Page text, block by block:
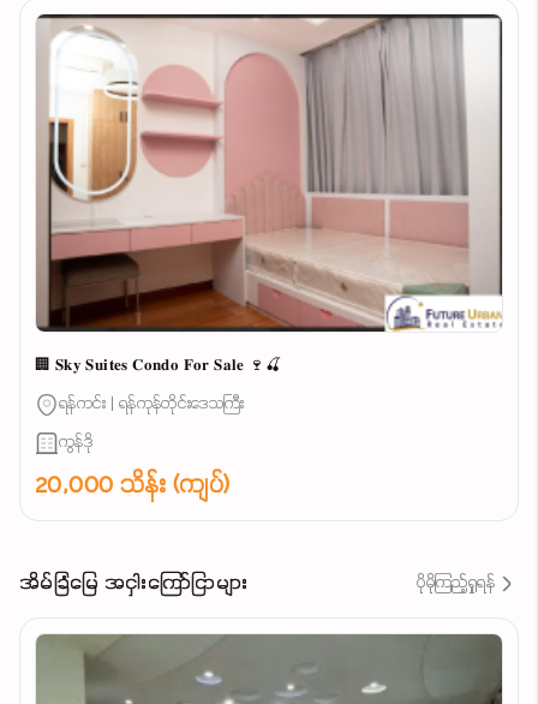
🏢 𝐒𝐤𝐲 𝐒𝐮𝐢𝐭𝐞𝐬 𝐂𝐨𝐧𝐝𝐨 𝐅𝐨𝐫 𝐒𝐚𝐥𝐞 🍷🍒
ရန်ကင်း | ရန်ကုန်တိုင်းဒေသကြီး
ကွန်ဒို
20,000 သိန်း (ကျပ်)
အိမ်ခြံမြေ အငှါးကြော်ငြာများ ပိုမိုကြည့်ရှုရန်